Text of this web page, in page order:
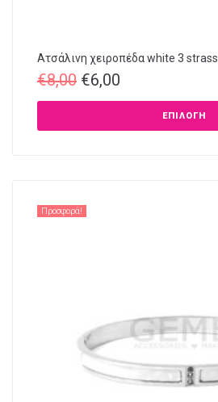
Ατσάλινη χειροπέδα white 3 strass
€8,00 €6,00
ΕΠΙΛΟΓΉ
Προσφορά!